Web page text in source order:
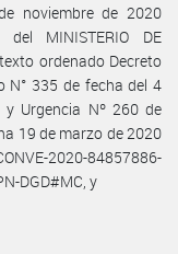
noviembre de 2020
del MINISTERIO DE
ordenado Decreto
N° 335 de fecha del 4
Urgencia Nº 260 de
19 de marzo de 2020
2020-84857886-
DGD#MC, y